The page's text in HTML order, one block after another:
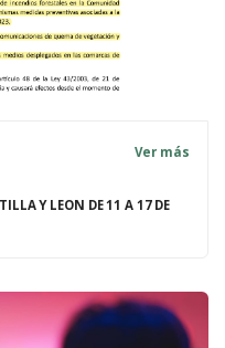
Ver más
Y LEON DE 11 A 17 DE